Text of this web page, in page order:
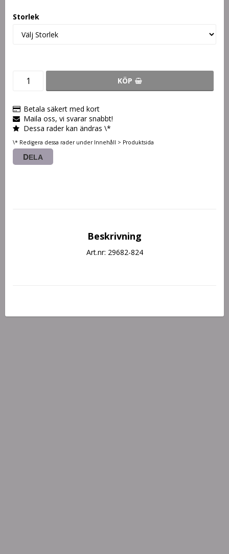
Storlek
KÖP
Betala säkert med kort
Maila oss, vi svarar snabbt!
Dessa rader kan ändras \*
\* Redigera dessa rader under Innehåll > Produktsida
DELA
Beskrivning
Art.nr: 29682-824